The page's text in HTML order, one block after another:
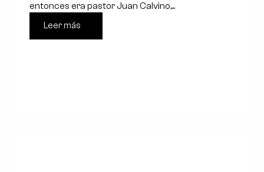
entonces era pastor Juan Calvino,...
Leer más